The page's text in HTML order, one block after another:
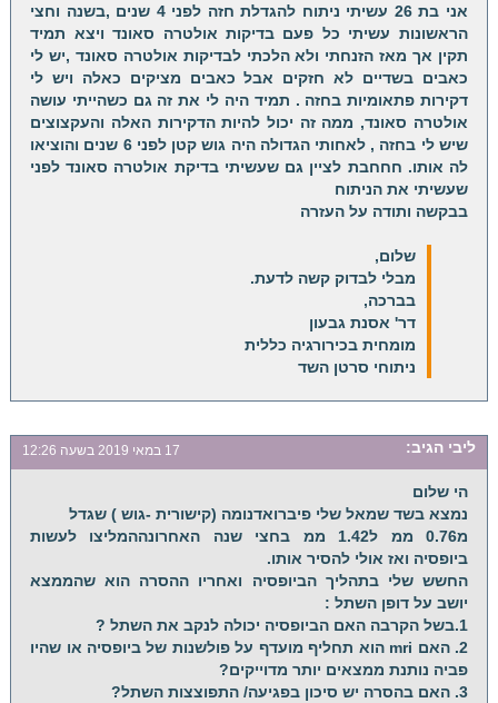
אני בת 26 עשיתי ניתוח להגדלת חזה לפני 4 שנים ,בשנה וחצי
הראשונות עשיתי כל פעם בדיקות אולטרה סאונד ויצא תמיד
תקין אך מאז הזנחתי ולא הלכתי לבדיקות אולטרה סאונד ,יש לי
כאבים בשדיים לא חזקים אבל כאבים מציקים כאלה ויש לי
דקירות פתאומיות בחזה . תמיד היה לי את זה גם כשהייתי עושה
אולטרה סאונד, ממה זה יכול להיות הדקירות האלה והעקצוצים
שיש לי בחזה , לאחותי הגדולה היה גוש קטן לפני 6 שנים והוציאו
לה אותו. חחחבת לציין גם שעשיתי בדיקת אולטרה סאונד לפני
שעשיתי את הניתוח
בבקשה ותודה על העזרה
שלום,
מבלי לבדוק קשה לדעת.
בברכה,
דר' אסנת גבעון
מומחית בכירורגיה כללית
ניתוחי סרטן השד
ליבי הגיב: 17 במאי 2019 בשעה 12:26
הי שלום
נמצא בשד שמאל שלי פיברואדנומה (קישורית -גוש ) שגדל
מ0.76 ממ ל1.42 ממ בחצי שנה האחרונההמליצו לעשות
ביופסיה ואז אולי להסיר אותו.
החשש שלי בתהליך הביופסיה ואחריו ההסרה הוא שהממצא
יושב על דופן השתל :
1.בשל הקרבה האם הביופסיה יכולה לנקב את השתל ?
2. האם mri הוא תחליף מועדף על פולשנות של ביופסיה או שהיו
פביה נותנת ממצאים יותר מדוייקים?
3. האם בהסרה יש סיכון בפגיעה/ התפוצצות השתל?